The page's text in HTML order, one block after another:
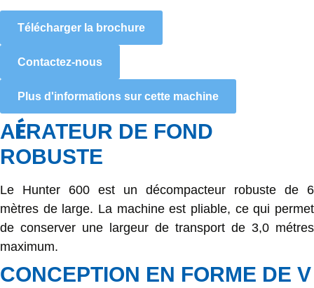
Télécharger la brochure
Contactez-nous
Plus d'informations sur cette machine
AÉRATEUR DE FOND
ROBUSTE
Le Hunter 600 est un décompacteur robuste de 6
mètres de large. La machine est pliable, ce qui permet
de conserver une largeur de transport de 3,0 métres
maximum.
CONCEPTION EN FORME DE V